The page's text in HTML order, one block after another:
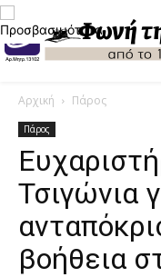
Αρχική Πάρος
Πάρος
Τσιγώνια
βοήθεια